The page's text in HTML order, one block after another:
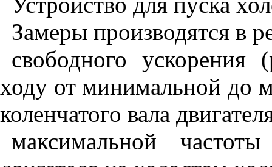
Замеры производятся в
свободного ускорения
ходу от минимальной до
коленчатого вала
максимальной